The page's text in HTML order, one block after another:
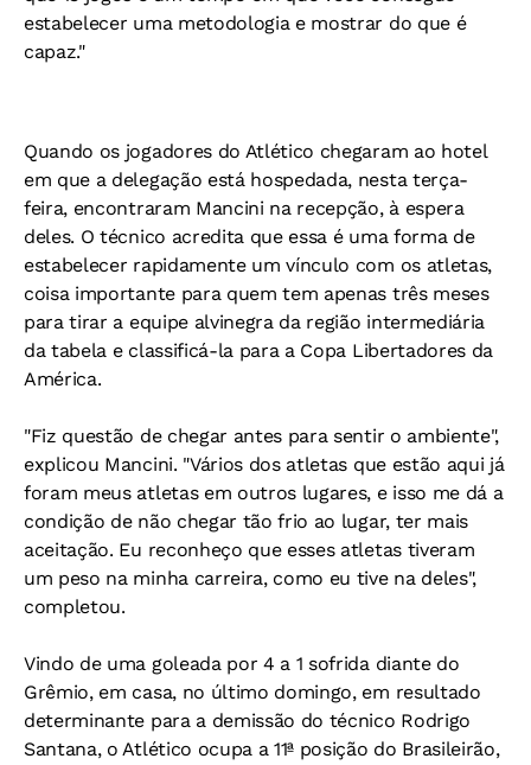
estabelecer uma metodologia e mostrar do que é
capaz."
Quando os jogadores do Atlético chegaram ao hotel
em que a delegação está hospedada, nesta terça-
feira, encontraram Mancini na recepção, à espera
deles. O técnico acredita que essa é uma forma de
estabelecer rapidamente um vínculo com os atletas,
coisa importante para quem tem apenas três meses
para tirar a equipe alvinegra da região intermediária
da tabela e classificá-la para a Copa Libertadores da
América.
"Fiz questão de chegar antes para sentir o ambiente",
explicou Mancini. "Vários dos atletas que estão aqui já
foram meus atletas em outros lugares, e isso me dá a
condição de não chegar tão frio ao lugar, ter mais
aceitação. Eu reconheço que esses atletas tiveram
um peso na minha carreira, como eu tive na deles",
completou.
Vindo de uma goleada por 4 a 1 sofrida diante do
Grêmio, em casa, no último domingo, em resultado
determinante para a demissão do técnico Rodrigo
Santana, o Atlético ocupa a 11ª posição do Brasileirão,